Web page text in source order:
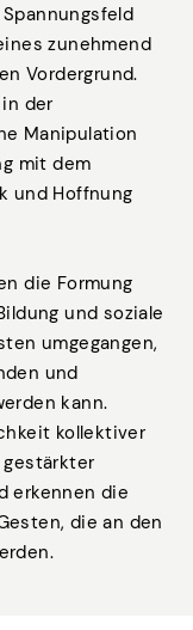
zunehmend
Vordergrund.
der
Manipulation
mit dem
und Hoffnung
die Formung
und soziale
umgegangen,
und
kann.
kollektiver
gestärkter
erkennen die
die an den